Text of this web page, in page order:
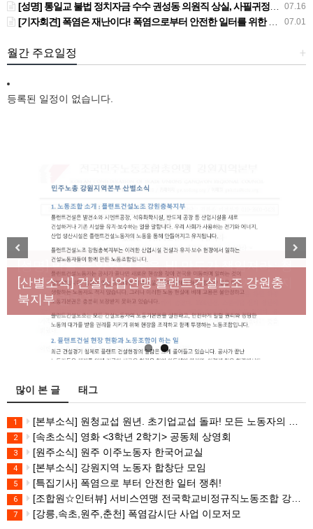
07.16
[성명] 통일교 불법 정치자금 수수 권성동 의원직 상실, 사필귀정이다
07.01
[기자회견] 폭염은 재난이다! 폭염으로부터 안전한 일터를 위한 민주노총 강원지역본부 폭염감시단 선포 기자회견
+
월간 주요일정
등록된 일정이 없습니다.
[성명] 막을 수 있었던 죽음, HL만도가 책임져라 : 청
년노동자 사망사고의 철저한 진상규명과 재발방지
대책 마련하라
[산별소식] 건설산업연맹 플랜트건설노조 강원충
북지부
Previous Next
많이 본 글 태그
1 [본부소식] 원청교섭 원년. 초기업교섭 돌파! 모든 노동자의 노동기본권 쟁취! 민주노총 7.15 총파업대회
2 [속초소식] 영화 <3학년 2학기> 공동체 상영회
3 [원주소식] 원주 이주노동자 한국어교실
4 [본부소식] 강원지역 노동자 합창단 모임
5 [특집기사] 폭염으로 부터 안전한 일터 쟁취!
6 [조합원☆인터뷰] 서비스연맹 전국학교비정규직노동조합 강원지부 김유미 춘천지회장
7 [강릉,속초,원주,춘천] 폭염감시단 사업 이모저모